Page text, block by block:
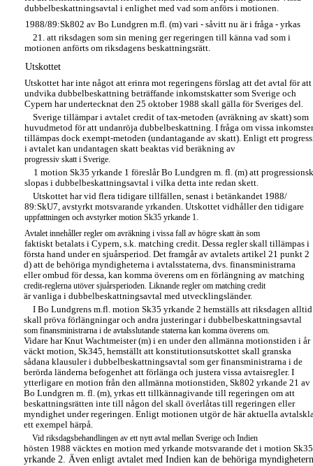
dubbelbeskattningsavtal i enlighet med vad som anförs i motionen.
1988/89:Sk802 av Bo Lundgren m.fl. (m) vari - såvitt nu är i fråga - yrkas
21. att riksdagen som sin mening ger regeringen till känna vad som i
motionen anförts om riksdagens beskattningsrätt.
Utskottet
Utskottet har inte något att erinra mot regeringens förslag att det avtal för att
undvika dubbelbeskattning beträffande inkomstskatter som Sverige och
Cypern har undertecknat den 25 oktober 1988 skall gälla för Sveriges del.
Sverige tillämpar i avtalet credit of tax-metoden (avräkning av skatt) som
huvudmetod för att undanröja dubbelbeskattning. I fråga om vissa inkomster
tillämpas dock exempt-metoden (undantagande av skatt). Enligt ett
i avtalet kan undantagen skatt beaktas vid beräkning av
progressiv skatt i Sverige.
1 motion Sk35 yrkande 1 föreslår Bo Lundgren m. fl. (m) att
slopas i dubbelbeskattningsavtal i vilka detta inte redan skett.
Utskottet har vid flera tidigare tillfällen, senast i betänkandet 1988/
89:SkU7, avstyrkt motsvarande yrkanden. Utskottet vidhåller den tidigare
uppfattningen och avstyrker motion Sk35 yrkande 1.
Avtalet innehåller regler om avräkning i vissa fall av högre skatt än som
faktiskt betalats i Cypern, s.k. matching credit. Dessa regler skall tillämpas i
första hand under en sjuårsperiod. Det framgår av avtalets artikel 21 punkt 2
d) att de behöriga myndigheterna i avtalsstaterna, dvs. finansministrarna
eller ombud för dessa, kan komma överens om en förlängning av matching
credit-reglerna utöver sjuårsperioden. Liknande regler om matching credit
är vanliga i dubbelbeskattningsavtal med utvecklingsländer.
I Bo Lundgrens m.fl. motion Sk35 yrkande 2 hemställs att riksdagen alltid
skall pröva förlängningar och andra justeringar i dubbelbeskattningsavtal
som finansministrarna i de avtalsslutande staterna kan komma överens om.
Vidare har Knut Wachtmeister (m) i en under den allmänna motionstiden i år
väckt motion, Sk345, hemställt att konstitutionsutskottet skall granska
sådana klausuler i dubbelbeskattningsavtal som ger finansministrarna i de
berörda länderna befogenhet att förlänga och justera vissa avtaisregler. I
ytterligare en motion från den allmänna motionstiden, Sk802 yrkande 21 av
Bo Lundgren m. fl. (m), yrkas ett tillkännagivande till regeringen om att
beskattningsrätten inte till någon del skall överlåtas till regeringen eller
myndighet under regeringen. Enligt motionen utgör de här aktuella
ett exempel härpå.
Vid riksdagsbehandlingen av ett nytt avtal mellan Sverige och Indien
hösten 1988 väcktes en motion med yrkande motsvarande det i motion Sk35
yrkande 2. Även enligt avtalet med Indien kan de behöriga